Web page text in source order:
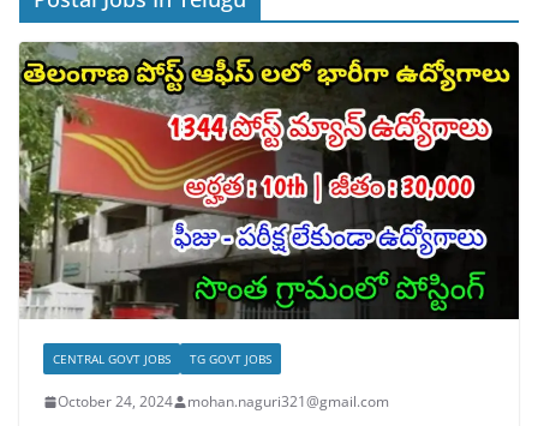
CENTRAL GOVT JOBS TG GOVT JOBS
October 24, 2024 mohan.naguri321@gmail.com